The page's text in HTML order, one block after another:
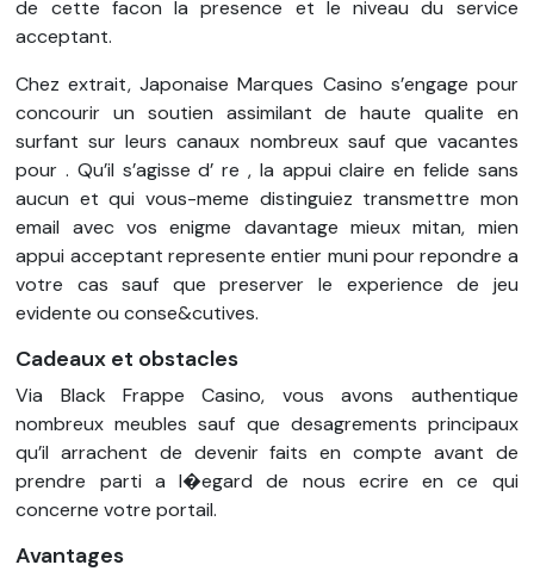
de cette facon la presence et le niveau du service
acceptant.
Chez extrait, Japonaise Marques Casino s’engage pour
concourir un soutien assimilant de haute qualite en
surfant sur leurs canaux nombreux sauf que vacantes
pour . Qu’il s’agisse d’ re , la appui claire en felide sans
aucun et qui vous-meme distinguiez transmettre mon
email avec vos enigme davantage mieux mitan, mien
appui acceptant represente entier muni pour repondre a
votre cas sauf que preserver le experience de jeu
evidente ou conse&cutives.
Cadeaux et obstacles
Via Black Frappe Casino, vous avons authentique
nombreux meubles sauf que desagrements principaux
qu’il arrachent de devenir faits en compte avant de
prendre parti a l�egard de nous ecrire en ce qui
concerne votre portail.
Avantages